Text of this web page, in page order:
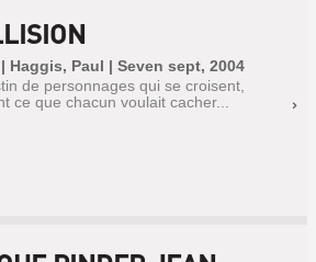
Haggis, Paul | Seven sept, 2004
de personnages qui se croisent,
ce que chacun voulait cacher...